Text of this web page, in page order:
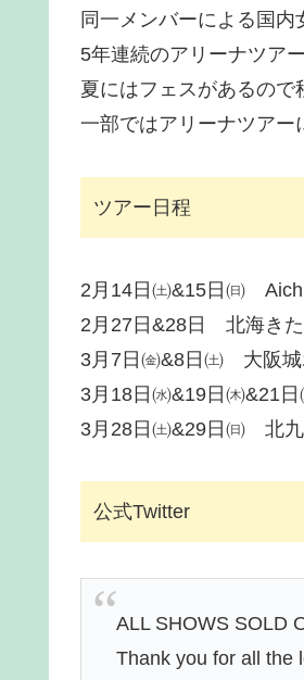
同一メンバーによる国内
5年連続のアリーナツア
夏にはフェスがあるので
一部ではアリーナツア
ツアー日程
2月14日㈯&15日㈰
2月27日&28日 北海き
3月7日㈮&8日㈯ 大阪城
3月18日㈬&19日㈭&21
3月28日㈯&29日㈰ 北
公式Twitter
ALL SHOWS SOLD
Thank you for all the